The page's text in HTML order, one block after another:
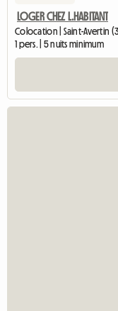
LOGER CHEZ L.HABITANT
Colocation | Saint-Avertin
1 pers. | 5 nuits minimum